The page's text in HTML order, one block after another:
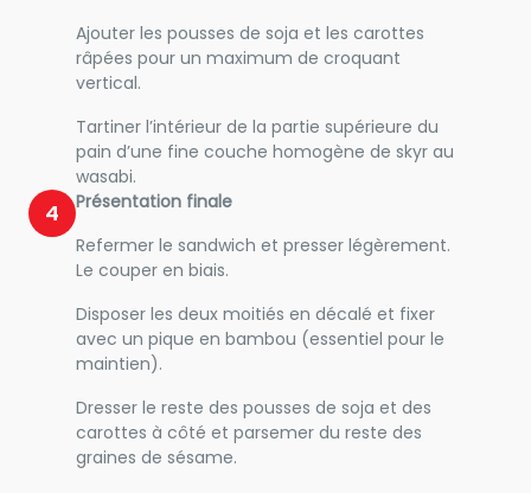
Ajouter les pousses de soja et les carottes
râpées pour un maximum de croquant
vertical.
Tartiner l’intérieur de la partie supérieure du
pain d’une fine couche homogène de skyr au
wasabi.
4
Présentation finale
Refermer le sandwich et presser légèrement.
Le couper en biais.
Disposer les deux moitiés en décalé et fixer
avec un pique en bambou (essentiel pour le
maintien).
Dresser le reste des pousses de soja et des
carottes à côté et parsemer du reste des
graines de sésame.